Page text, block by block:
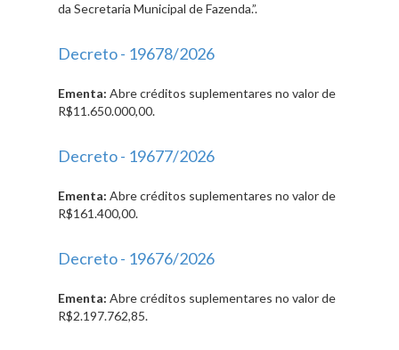
da Secretaria Municipal de Fazenda.”.
Decreto - 19678/2026
Ementa: Abre créditos suplementares no valor de
R$11.650.000,00.
Decreto - 19677/2026
Ementa: Abre créditos suplementares no valor de
R$161.400,00.
Decreto - 19676/2026
Ementa: Abre créditos suplementares no valor de
R$2.197.762,85.